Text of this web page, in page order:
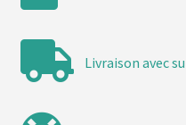
Livraison avec